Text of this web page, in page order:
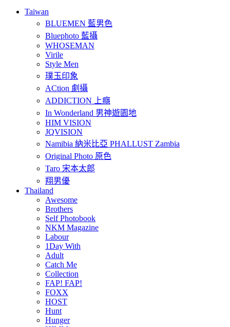
Taiwan
BLUEMEN 藍男色
Bluephoto 藍攝
WHOSEMAN
Virile
Style Men
璞玉印象
ACtion 劇攝
ADDICTION 上癮
In Wonderland 男神遊園地
HIM VISION
JQVISION
Namibia 納米比亞 PHALLUST Zambia
Original Photo 原色
Taro 宋本太郎
翔男優
Thailand
Awesome
Brothers
Self Photobook
NKM Magazine
Labour
1Day With
Adult
Catch Me
Collection
FAP! FAP!
FOXX
HOST
Hunt
Hunger